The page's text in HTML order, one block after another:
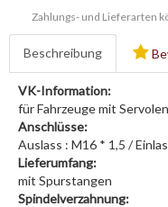
Zahlungs- und Lieferarten
Beschreibung
VK-Information:
für Fahrzeuge mit
Anschlüsse:
Auslass : M16 * 1,5 /
Lieferumfang:
mit Spurstangen
Spindelverzahnung: